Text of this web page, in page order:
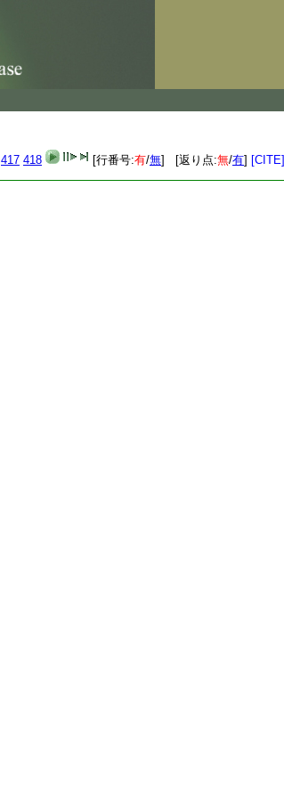
417 418 [行番号:有/無] [返り点:無/有] [CITE]